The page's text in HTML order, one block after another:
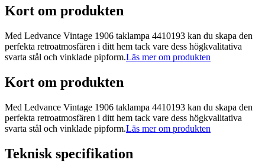
Kort om produkten
Med Ledvance Vintage 1906 taklampa 4410193 kan du skapa den
perfekta retroatmosfären i ditt hem tack vare dess högkvalitativa
svarta stål och vinklade pipform.Läs mer om produkten
Kort om produkten
Med Ledvance Vintage 1906 taklampa 4410193 kan du skapa den
perfekta retroatmosfären i ditt hem tack vare dess högkvalitativa
svarta stål och vinklade pipform.Läs mer om produkten
Teknisk specifikation